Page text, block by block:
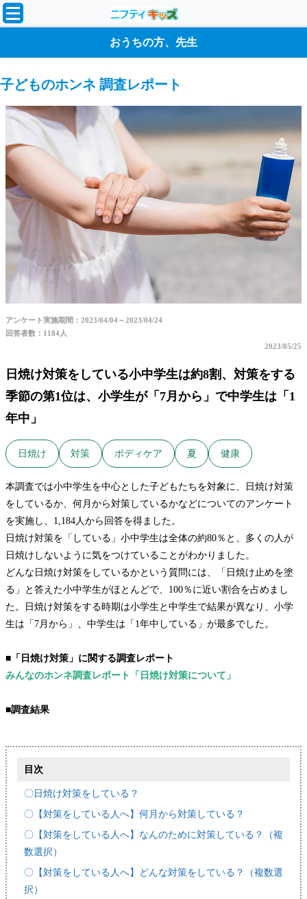
おうちの方、先生
子どものホンネ 調査レポート
アンケート実施期間：2023/04/04～2023/04/24
回答者数：1184人
2023/05/25
日焼け対策をしている小中学生は約8割、対策をする
季節の第1位は、小学生が「7月から」で中学生は「1
年中」
日焼け 対策 ボディケア 夏 健康
本調査では小中学生を中心とした子どもたちを対象に、日焼け対策
をしているか、何月から対策しているかなどについてのアンケート
を実施し、1,184人から回答を得ました。
日焼け対策を「している」小中学生は全体の約80％と、多くの人が
日焼けしないように気をつけていることがわかりました。
どんな日焼け対策をしているかという質問には、「日焼け止めを塗
る」と答えた小中学生がほとんどで、100％に近い割合を占めまし
た。日焼け対策をする時期は小学生と中学生で結果が異なり、小学
生は「7月から」、中学生は「1年中している」が最多でした。
■「日焼け対策」に関する調査レポート
みんなのホンネ調査レポート「日焼け対策について」
■調査結果
目次
〇日焼け対策をしている？
〇【対策をしている人へ】何月から対策している？
〇【対策をしている人へ】なんのために対策している？（複
数選択）
〇【対策をしている人へ】どんな対策をしている？（複数選
択）